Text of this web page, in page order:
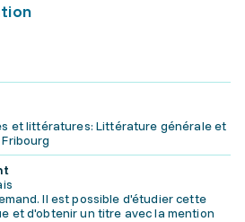
et littératures: Littérature générale et
Il est possible d'étudier cette
et d'obtenir un titre avec la mention